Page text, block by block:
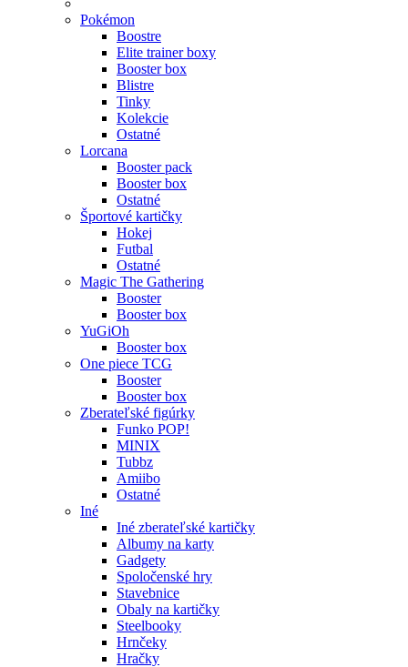
Pokémon
Boostre
Elite trainer boxy
Booster box
Blistre
Tinky
Kolekcie
Ostatné
Lorcana
Booster pack
Booster box
Ostatné
Športové kartičky
Hokej
Futbal
Ostatné
Magic The Gathering
Booster
Booster box
YuGiOh
Booster box
One piece TCG
Booster
Booster box
Zberateľské figúrky
Funko POP!
MINIX
Tubbz
Amiibo
Ostatné
Iné
Iné zberateľské kartičky
Albumy na karty
Gadgety
Spoločenské hry
Stavebnice
Obaly na kartičky
Steelbooky
Hrnčeky
Hračky